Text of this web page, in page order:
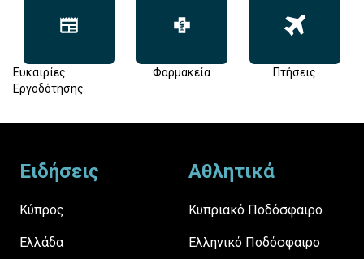
Ευκαιρίες
Εργοδότησης
Φαρμακεία Πτήσεις
Ειδήσεις
Κύπρος
Ελλάδα
Αθλητικά
Κυπριακό Ποδόσφαιρο
Ελληνικό Ποδόσφαιρο